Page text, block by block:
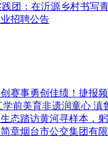
团：在沂源乡村书写
招聘公告
捷报
非遗润童心 滇
踏访黄河寻样本，
烟台市公交集团有